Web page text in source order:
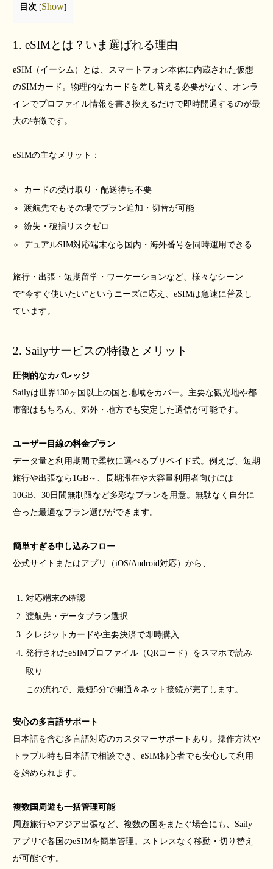
目次 [Show]
1. eSIMとは？いま選ばれる理由
eSIM（イーシム）とは、スマートフォン本体に内蔵された仮想
のSIMカード。物理的なカードを差し替える必要がなく、オンラ
インでプロファイル情報を書き換えるだけで即時開通するのが最
大の特徴です。
eSIMの主なメリット：
カードの受け取り・配送待ち不要
渡航先でもその場でプラン追加・切替が可能
紛失・破損リスクゼロ
デュアルSIM対応端末なら国内・海外番号を同時運用できる
旅行・出張・短期留学・ワーケーションなど、様々なシーン
で“今すぐ使いたい”というニーズに応え、eSIMは急速に普及し
ています。
2. Sailyサービスの特徴とメリット
圧倒的なカバレッジ
Sailyは世界130ヶ国以上の国と地域をカバー。主要な観光地や都
市部はもちろん、郊外・地方でも安定した通信が可能です。
ユーザー目線の料金プラン
データ量と利用期間で柔軟に選べるプリペイド式。例えば、短期
旅行や出張なら1GB～、長期滞在や大容量利用者向けには
10GB、30日間無制限など多彩なプランを用意。無駄なく自分に
合った最適なプラン選びができます。
簡単すぎる申し込みフロー
公式サイトまたはアプリ（iOS/Android対応）から、
対応端末の確認
渡航先・データプラン選択
クレジットカードや主要決済で即時購入
発行されたeSIMプロファイル（QRコード）をスマホで読み
取り
この流れで、最短5分で開通＆ネット接続が完了します。
安心の多言語サポート
日本語を含む多言語対応のカスタマーサポートあり。操作方法や
トラブル時も日本語で相談でき、eSIM初心者でも安心して利用
を始められます。
複数国周遊も一括管理可能
周遊旅行やアジア出張など、複数の国をまたぐ場合にも、Saily
アプリで各国のeSIMを簡単管理。ストレスなく移動・切り替え
が可能です。